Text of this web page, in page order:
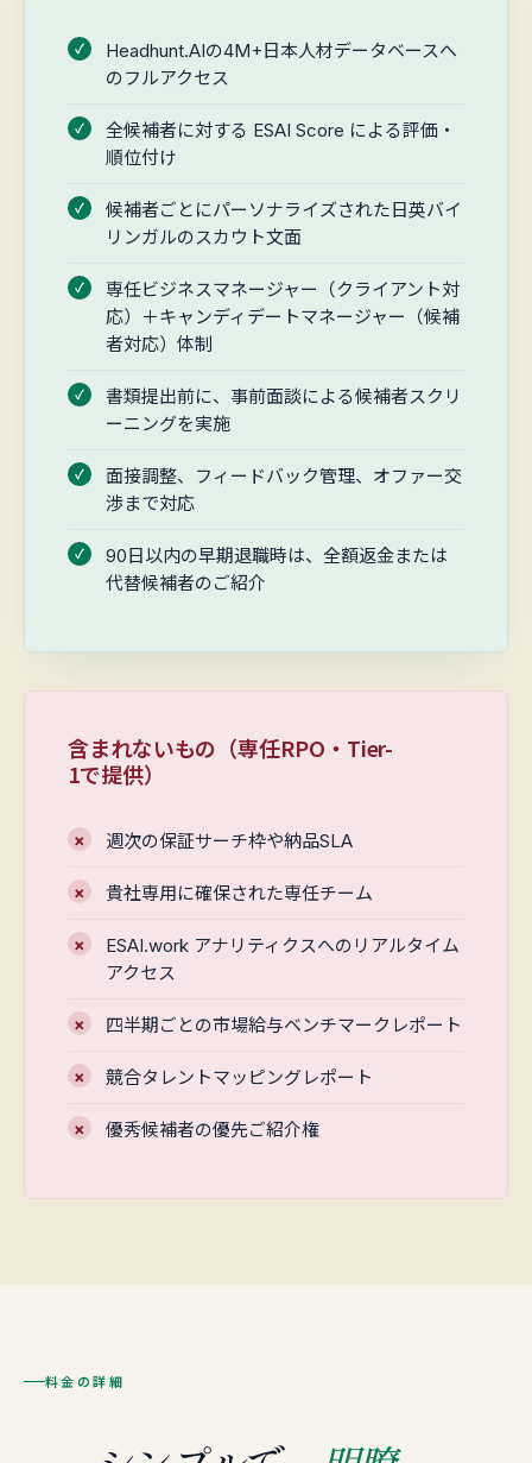
Headhunt.AIの4M+日本人材データベースへ
のフルアクセス
全候補者に対する ESAI Score による評価・
順位付け
候補者ごとにパーソナライズされた日英バイ
リンガルのスカウト文面
専任ビジネスマネージャー（クライアント対
応）＋キャンディデートマネージャー（候補
者対応）体制
書類提出前に、事前面談による候補者スクリ
ーニングを実施
面接調整、フィードバック管理、オファー交
渉まで対応
90日以内の早期退職時は、全額返金または
代替候補者のご紹介
含まれないもの（専任RPO・Tier-
1で提供）
週次の保証サーチ枠や納品SLA
貴社専用に確保された専任チーム
ESAI.work アナリティクスへのリアルタイム
アクセス
四半期ごとの市場給与ベンチマークレポート
競合タレントマッピングレポート
優秀候補者の優先ご紹介権
料金の詳細